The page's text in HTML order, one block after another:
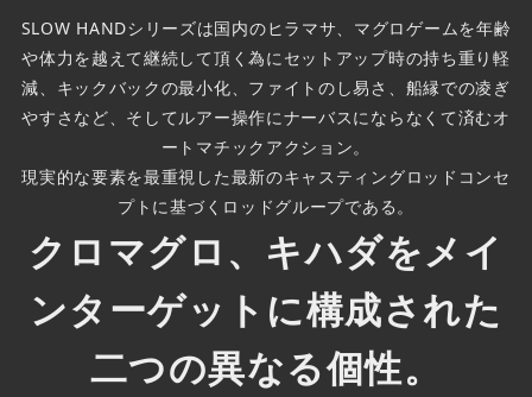
SLOW HANDシリーズは国内のヒラマサ、マグロゲームを年齢
や体力を越えて継続して頂く為にセットアップ時の持ち重り軽
減、キックバックの最小化、ファイトのし易さ、船縁での凌ぎ
やすさなど、そしてルアー操作にナーバスにならなくて済むオ
ートマチックアクション。
現実的な要素を最重視した最新のキャスティングロッドコンセ
プトに基づくロッドグループである。
クロマグロ、キハダをメイ
ンターゲットに構成された
二つの異なる個性。